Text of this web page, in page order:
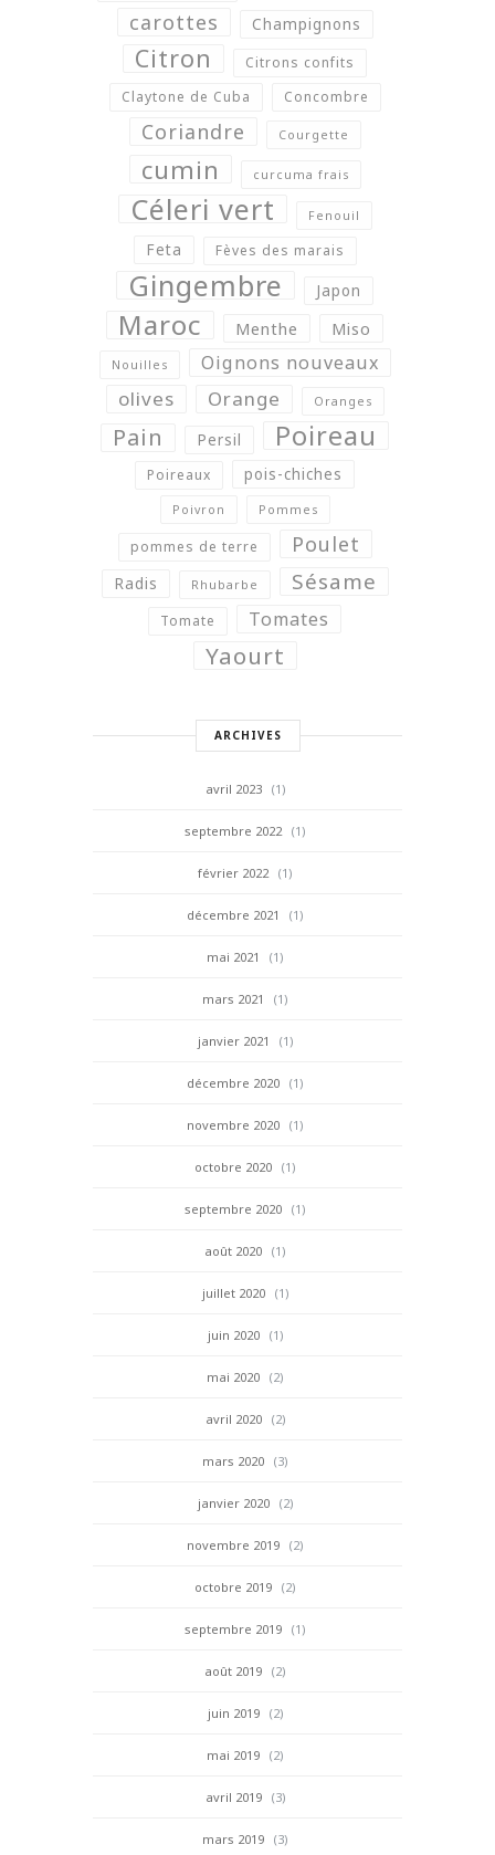
carottes Champignons
Citron
Citrons confits
Claytone de Cuba
Concombre
Coriandre Courgette
cumin curcuma frais
Céleri vert Fenouil
Feta Fèves des marais
Gingembre Japon
Maroc Menthe Miso
Nouilles Oignons nouveaux
olives Orange Oranges
Pain Persil Poireau
Poireaux pois-chiches
Poivron Pommes
pommes de terre Poulet
Radis Rhubarbe Sésame
Tomate Tomates
Yaourt
ARCHIVES
avril 2023 (1)
septembre 2022 (1)
février 2022 (1)
décembre 2021 (1)
mai 2021 (1)
mars 2021 (1)
janvier 2021 (1)
décembre 2020 (1)
novembre 2020 (1)
octobre 2020 (1)
septembre 2020 (1)
août 2020 (1)
juillet 2020 (1)
juin 2020 (1)
mai 2020 (2)
avril 2020 (2)
mars 2020 (3)
janvier 2020 (2)
novembre 2019 (2)
octobre 2019 (2)
septembre 2019 (1)
août 2019 (2)
juin 2019 (2)
mai 2019 (2)
avril 2019 (3)
mars 2019 (3)